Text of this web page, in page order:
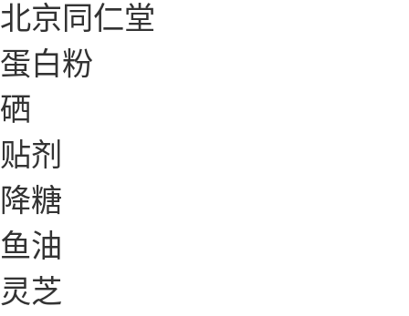
北京同仁堂
蛋白粉
硒
贴剂
降糖
鱼油
灵芝